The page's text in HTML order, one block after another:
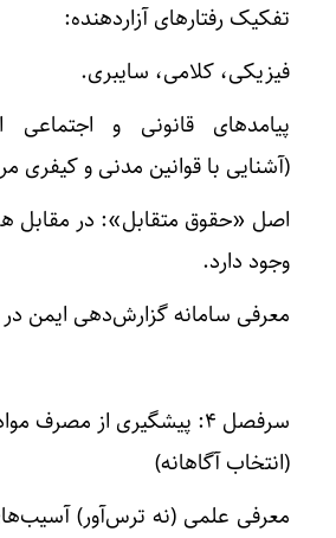
تفکیک رفتارهای آزاردهنده:
فیزیکی، کلامی، سایبری.
پیامدهای قانونی و اجتماعی
(آشنایی با قوانین مدنی و کیفری
اصل «حقوق متقابل»: در مقابل
وجود دارد.
معرفی سامانه گزارش‌دهی ایمن
سرفصل ۴: پیشگیری از
(انتخاب آگاهانه)
معرفی علمی (نه ترس‌آور)